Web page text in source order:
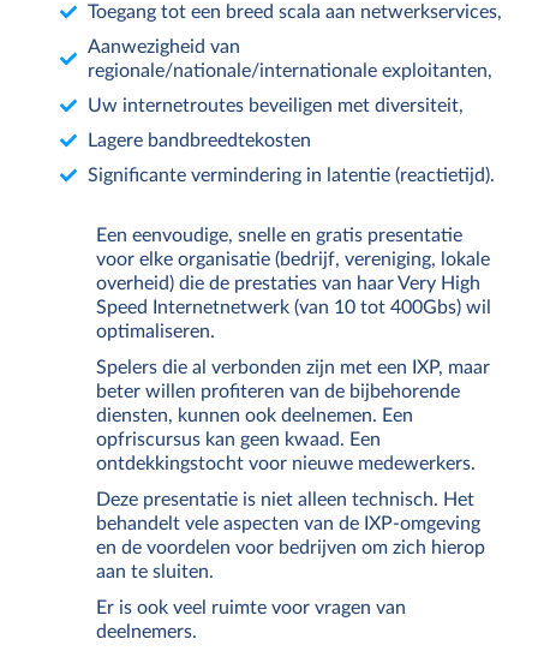
Toegang tot een breed scala aan netwerkservices,
Aanwezigheid van
regionale/nationale/internationale exploitanten,
Uw internetroutes beveiligen met diversiteit,
Lagere bandbreedtekosten
Significante vermindering in latentie (reactietijd).
Een eenvoudige, snelle en gratis presentatie
voor elke organisatie (bedrijf, vereniging, lokale
overheid) die de prestaties van haar Very High
Speed Internetnetwerk (van 10 tot 400Gbs) wil
optimaliseren.
Spelers die al verbonden zijn met een IXP, maar
beter willen profiteren van de bijbehorende
diensten, kunnen ook deelnemen. Een
opfriscursus kan geen kwaad. Een
ontdekkingstocht voor nieuwe medewerkers.
Deze presentatie is niet alleen technisch. Het
behandelt vele aspecten van de IXP-omgeving
en de voordelen voor bedrijven om zich hierop
aan te sluiten.
Er is ook veel ruimte voor vragen van
deelnemers.